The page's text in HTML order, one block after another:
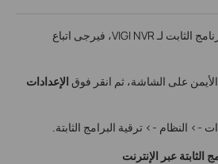
إذا كنت ترغب في ترقية البرنامج الثابت لـ VIGI NVR، فيرجى اتباع
على الشاشة، ثم انقر فوق الإعدادات
-> النظام -> ترقية البرامج الثابتة.
الثابتة عبر الإنترنت